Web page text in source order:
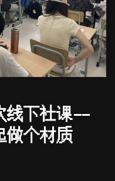
线下社课——
做个材质